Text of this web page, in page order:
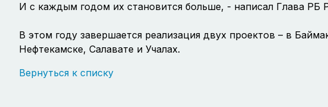
И с каждым годом их становится больше, - написал Глава РБ
В этом году завершается реализация двух проектов – в
Нефтекамске, Салавате и Учалах.
Вернуться к списку